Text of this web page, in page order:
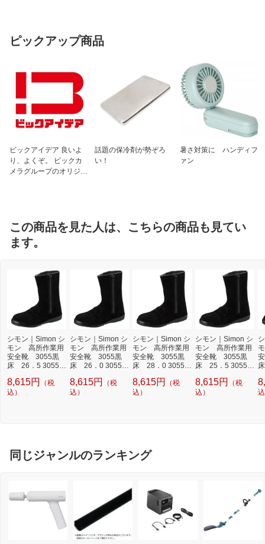
ピックアップ商品
ビックアイデア 良いよ
り、よくぞ。 ビックカ
メラグループのオリジナ
話題の保冷剤が勢ぞろ
い！
暑さ対策に ハンディフ
ァン
この商品を見た人は、こちらの商品も見てい
ます。
シモン｜Simon シ
モン 高所作業用
安全靴 3055黒
床 26．5 3055B
8,615円
（税
込）
シモン｜Simon シ
モン 高所作業用
安全靴 3055黒
床 26．0 3055B
8,615円
（税
込）
シモン｜Simon シ
モン 高所作業用
安全靴 3055黒
床 28．0 3055B
8,615円
（税
込）
シモン｜Simon シ
モン 高所作業用
安全靴 3055黒
床 25．5 3055B
8,615円
（税
込）
同じジャンルのランキング